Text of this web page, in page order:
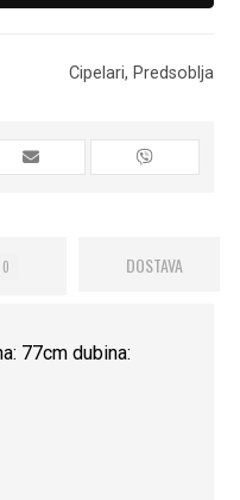
Cipelari, Predsoblja
0 DOSTAVA
77cm dubina: